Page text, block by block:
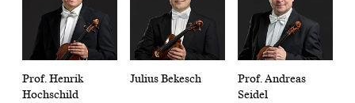
Prof. Henrik
Hochschild
Julius Bekesch
Prof. Andreas
Seidel